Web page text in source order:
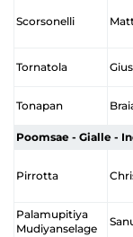
Scorsonelli
Tornatola
Tonapan
Poomsae - Gialle -
Pirrotta
Palamupitiya
Mudiyanselage